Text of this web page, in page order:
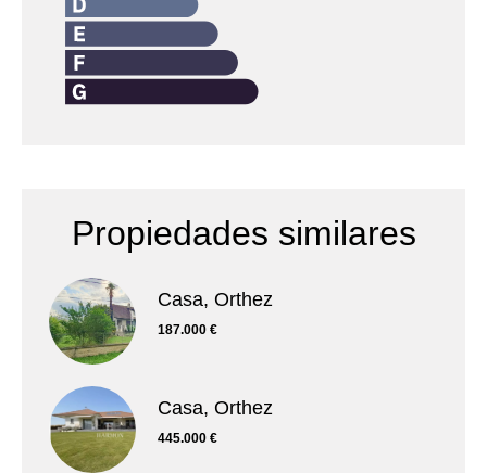
Propiedades similares
Casa, Orthez
187.000 €
Casa, Orthez
445.000 €